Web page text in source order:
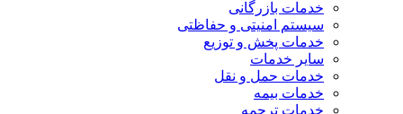
خدمات بازرگانی
سیستم امنیتی و حفاظتی
خدمات پخش و توزیع
سایر خدمات
خدمات حمل و نقل
خدمات بیمه
خدمات ترجمه